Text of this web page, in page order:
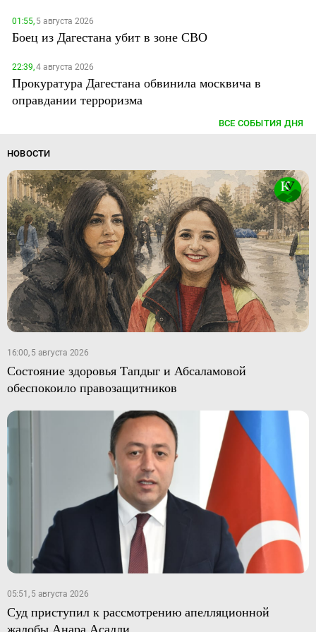
01:55,5 августа 2026
Боец из Дагестана убит в зоне СВО
22:39,4 августа 2026
Прокуратура Дагестана обвинила москвича в
оправдании терроризма
ВСЕ СОБЫТИЯ ДНЯ
НОВОСТИ
16:00, 5 августа 2026
Состояние здоровья Тапдыг и Абсаламовой
обеспокоило правозащитников
05:51, 5 августа 2026
Суд приступил к рассмотрению апелляционной
жалобы Анара Асадли